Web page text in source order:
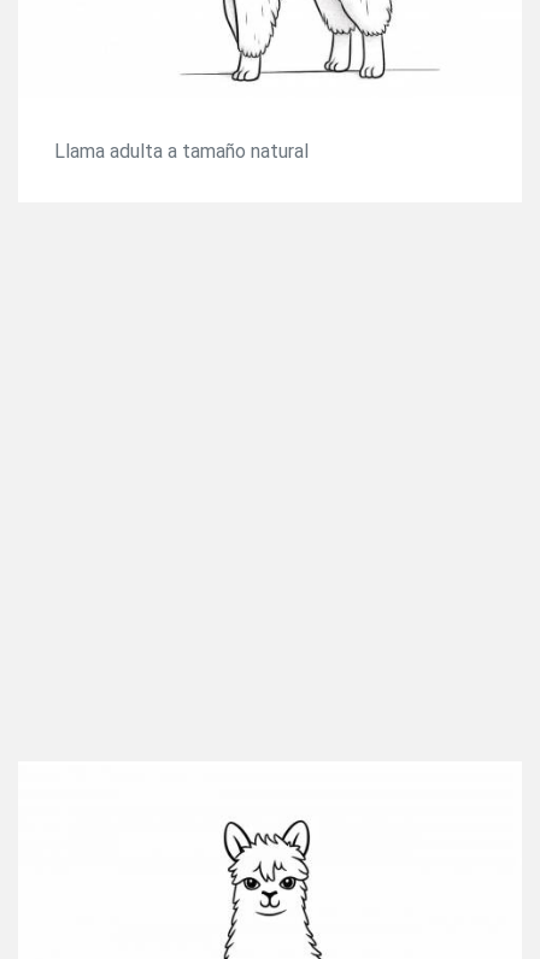
Llama adulta a tamaño natural